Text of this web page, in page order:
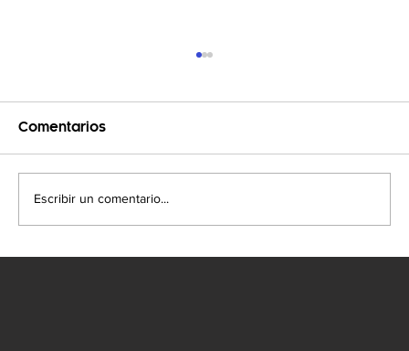
Comentarios
Escribir un comentario...